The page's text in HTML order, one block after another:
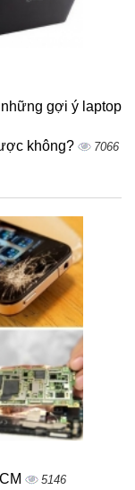
gợi ý laptop
không? 7066
5146